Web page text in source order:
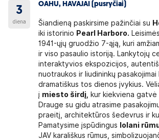
3
diena
OAHU, HAVAJAI (pusryčiai)
Šiandieną paskirsime pažinčiai su
iki istorinio Pearl Harboro.
1941-ųjų gruodžio 7-ąją, kuri
ir viso pasaulio istoriją. Lankytojų
interaktyvios ekspozicijos,
nuotraukos ir liudininkų pasakojimai
dramatiškus tos dienos įvykius.
į miesto širdį,
kur kiekviena gatvė
Drauge su gidu atrasime
praeitį, architektūros šedevrus ir
Pamatysime įspūdingus
Iolani
JAV karališkus rūmus,